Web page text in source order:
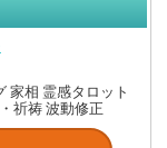
家相 霊感タロット
祈祷 波動修正